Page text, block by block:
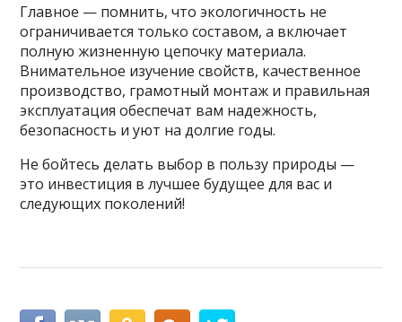
Главное — помнить, что экологичность не
ограничивается только составом, а включает
полную жизненную цепочку материала.
Внимательное изучение свойств, качественное
производство, грамотный монтаж и правильная
эксплуатация обеспечат вам надежность,
безопасность и уют на долгие годы.
Не бойтесь делать выбор в пользу природы —
это инвестиция в лучшее будущее для вас и
следующих поколений!